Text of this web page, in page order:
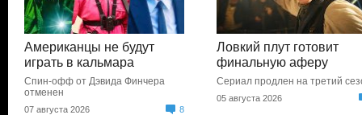
Американцы не будут
играть в кальмара
Спин-офф от Дэвида Финчера
отменен
07 августа 2026 8
Ловкий плут готовит
финальную аферу
Сериал продлен на третий
05 августа 2026